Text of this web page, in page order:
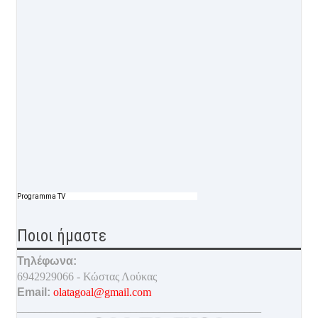
Programma TV
Ποιοι ήμαστε
Τηλέφωνα:
6942929066 - Κώστας Λούκας
Email: olatagoal@gmail.com